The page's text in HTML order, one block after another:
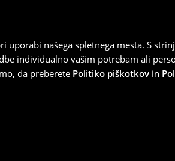
našega spletnega mesta. S
individualno vašim potrebam ali
da preberete Politiko piškotkov in